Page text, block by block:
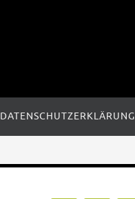
DATENSCHUTZERKLÄRUNG